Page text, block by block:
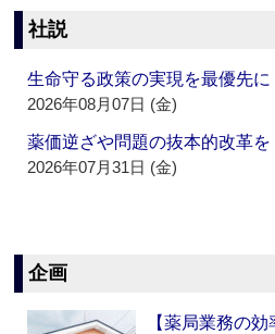
社説
生命守る政策の実現を最優先に
2026年08月07日 (金)
薬価逆ざや問題の抜本的改革を
2026年07月31日 (金)
企画
【薬局業務の